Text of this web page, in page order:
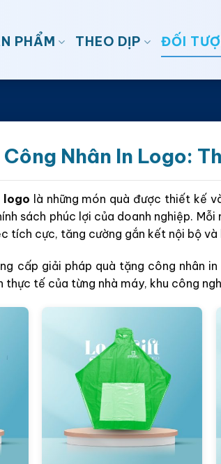
PHẨM THEO DỊP ĐỐI
Nhân In Logo:
logo là những món quà được thiết kế
sách phúc lợi của doanh nghiệp.
tích cực, tăng cường gắn kết nội bộ
cấp giải pháp quà tặng công nhân
thực tế của từng nhà máy, khu công